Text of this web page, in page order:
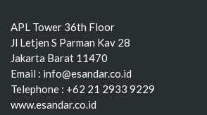
APL Tower 36th Floor
Jl Letjen S Parman Kav 28
Jakarta Barat 11470
Email : info@esandar.co.id
Telephone : +62 21 2933 9229
www.esandar.co.id